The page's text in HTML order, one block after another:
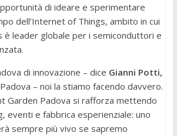
di ideare e sperimentare
dell’Internet of Things, ambito in cui
è leader globale per i semiconduttori e
di innovazione – dice Gianni Potti,
– noi la stiamo facendo davvero.
Garden Padova si rafforza mettendo
eventi e fabbrica esperienziale: uno
sempre più vivo se sapremo